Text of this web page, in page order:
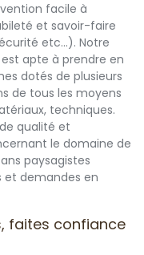
facile à
et savoir-faire
etc…). Notre
apte à prendre en
dotés de plusieurs
de tous les moyens
techniques.
qualité et
le domaine de
paysagistes
et demandes en
faites confiance